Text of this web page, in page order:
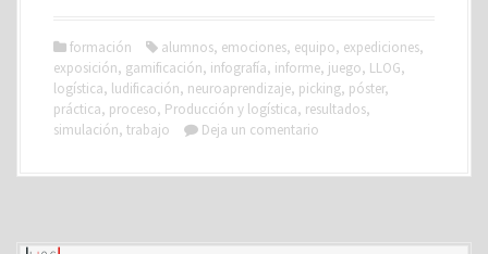
formación alumnos, emociones, equipo, expediciones,
exposición, gamificación, infografía, informe, juego, LLOG,
logística, ludificación, neuroaprendizaje, picking, póster,
práctica, proceso, Producción y logística, resultados,
simulación, trabajo Deja un comentario